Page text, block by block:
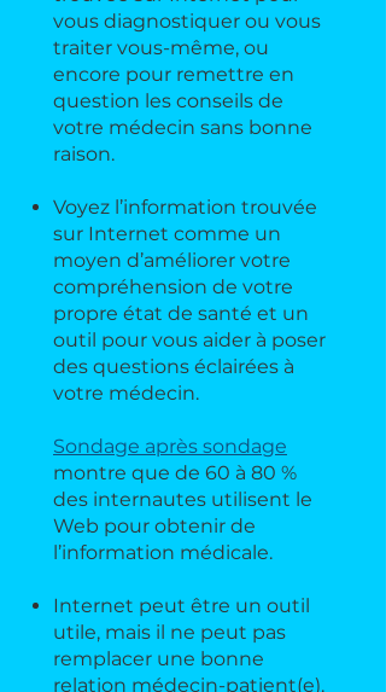
vous diagnostiquer ou vous
traiter vous-même, ou
encore pour remettre en
question les conseils de
votre médecin sans bonne
raison.
Voyez l’information trouvée
sur Internet comme un
moyen d’améliorer votre
compréhension de votre
propre état de santé et un
outil pour vous aider à poser
des questions éclairées à
votre médecin.
Sondage après sondage
montre que de 60 à 80 %
des internautes utilisent le
Web pour obtenir de
l’information médicale.
Internet peut être un outil
utile, mais il ne peut pas
remplacer une bonne
relation médecin-patient(e).